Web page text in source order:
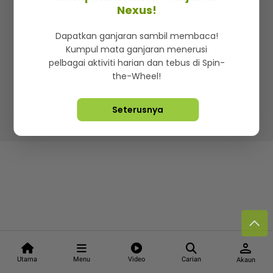
Utama Menu Video Carian
person
Akaun
Iklan di SMG360
Terma & Syarat Dasar Privasi
Lebih hot, viral dan sensasi
Hakcipta Terpelihara ©2026. Star Media Group Berhad
Nexus!
Dapatkan ganjaran sambil membaca!
Kumpul mata ganjaran menerusi
pelbagai aktiviti harian dan tebus di Spin-
the-Wheel!
Seterusnya